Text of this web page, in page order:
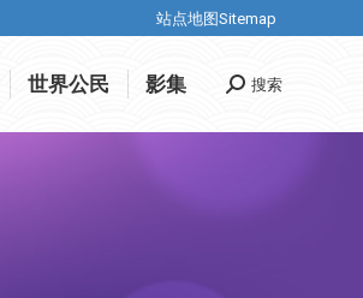
站点地图Sitemap
世界公民 影集
搜 搜索
站点地图Sitemap
世界公民 影集
搜 搜索